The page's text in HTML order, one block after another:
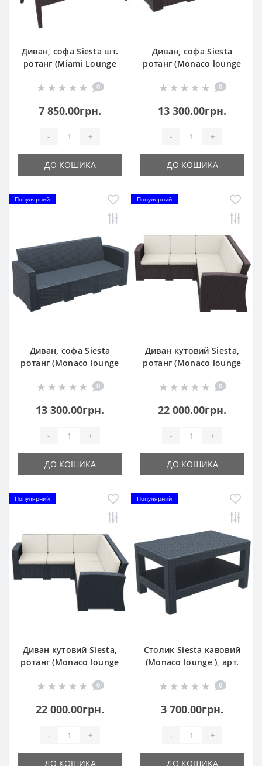
Диван, софа Siesta шт.
ротанг (Miami Lounge
0
7 850.00грн.
- +
ДО КОШИКА
Диван, софа Siesta
ротанг (Monaco lounge
Brown
0
13 300.00грн.
- +
ДО КОШИКА
Популярний
Диван, софа Siesta
ротанг (Monaco lounge
Grey
0
13 300.00грн.
- +
ДО КОШИКА
Популярний
Диван кутовий Siesta,
ротанг (Monaco lounge
0
22 000.00грн.
- +
ДО КОШИКА
Популярний
Диван кутовий Siesta,
ротанг (Monaco lounge
Grey
0
22 000.00грн.
- +
ДО КОШИКА
Популярний
Столик Siesta кавовий
(Monaco lounge ), арт.
0
3 700.00грн.
- +
ДО КОШИКА